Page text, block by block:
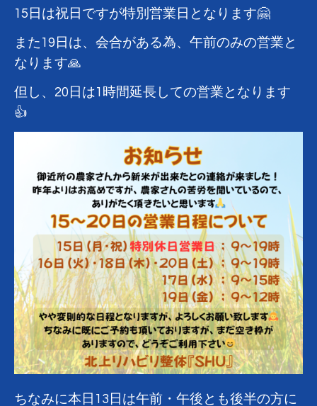
15日は祝日ですが特別営業日となります🤗
また19日は、会合がある為、午前のみの営業と
なります🙏
但し、20日は1時間延長しての営業となります
👍
ちなみに本日13日は午前・午後とも後半の方に